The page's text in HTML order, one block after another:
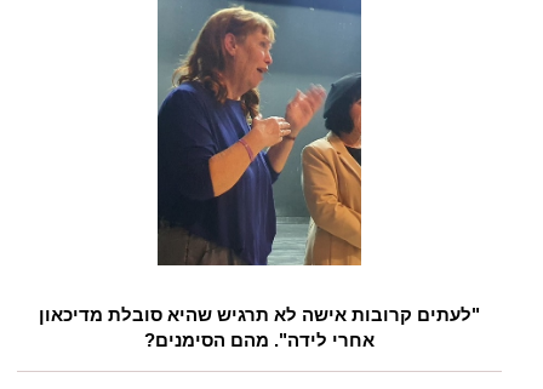
"לעתים קרובות אישה לא תרגיש שהיא סובלת מדיכאון
אחרי לידה". מהם הסימנים?